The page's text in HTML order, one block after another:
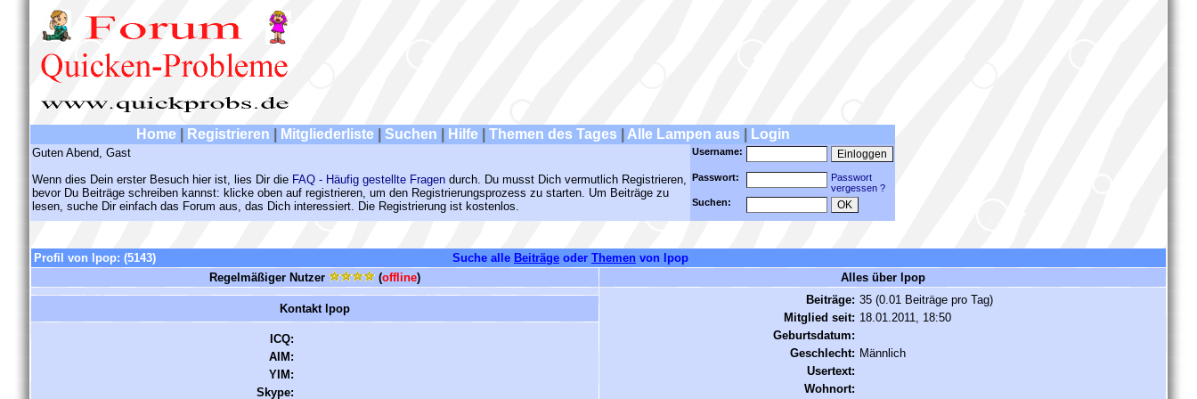
Home Registrieren Mitgliederliste Suchen Hilfe Themen des Tages Alle Lampen aus Login
Guten Abend, Gast
Wenn dies Dein erster Besuch hier ist, lies Dir die FAQ - Häufig gestellte Fragen durch. Du musst Dich vermutlich Registrieren,
bevor Du Beiträge schreiben kannst: klicke oben auf registrieren, um den Registrierungsprozess zu starten. Um Beiträge zu
lesen, suche Dir einfach das Forum aus, das Dich interessiert. Die Registrierung ist kostenlos.
Username:
Passwort:
Passwort
vergessen ?
Suchen:
Profil von lpop: (5143) Suche alle Beiträge oder Themen von lpop
Regelmäßiger Nutzer
(offline)
Alles über lpop
Beiträge: 35 (0.01 Beiträge pro Tag)
Mitglied seit: 18.01.2011, 18:50
Geburtsdatum:
Geschlecht: Männlich
Usertext:
Wohnort:
Kontakt lpop
ICQ:
AIM:
YIM:
Skype: